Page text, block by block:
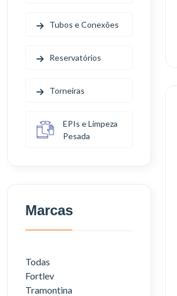
Tubos e Conexões
Reservatórios
Torneiras
EPIs e Limpeza
Pesada
Marcas
Todas
Fortlev
Tramontina